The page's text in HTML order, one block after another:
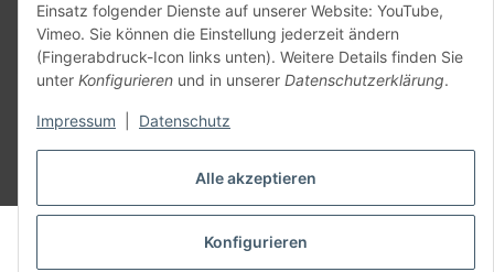
Alle akzeptieren
Konfigurieren
Einsatz folgender Dienste auf unserer Website: YouTube,
Vimeo. Sie können die Einstellung jederzeit ändern
(Fingerabdruck-Icon links unten). Weitere Details finden Sie
unter Konfigurieren und in unserer Datenschutzerklärung.
Impressum Datenschutz
Vertrag widerrufen
* Alle Preise inkl. gesetzlicher USt., zzgl.Versand
© voltmaster.de
Powered byJTL-Shop